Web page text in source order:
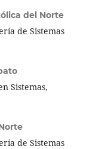
del Norte
de Sistemas
Sistemas,
de Sistemas